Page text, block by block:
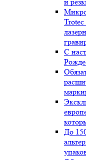
С
До